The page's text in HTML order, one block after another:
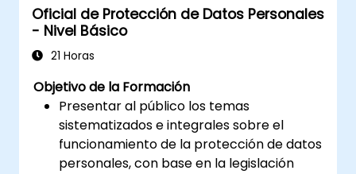
evaluar el impacto de las violaciones.
Cumplir con los requisitos legales y
regulatorios para la notificación de
Recuperarse de las violaciones de datos y
fortalecer la postura de seguridad.
Oficial de Protección de Datos Personales
- Nivel Básico
21 Horas
Objetivo de la Formación
Presentar al público los temas
sistematizados e integrales sobre el
funcionamiento de la protección de datos
personales, con base en la legislación